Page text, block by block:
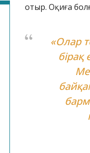
отыр. Оқиға
«Олар